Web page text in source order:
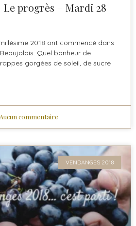
Le progrès – Mardi 28
2018 ont commencé dans
Quel bonheur de
gorgées de soleil, de sucre
Aucun commentaire
VENDANGES 2018